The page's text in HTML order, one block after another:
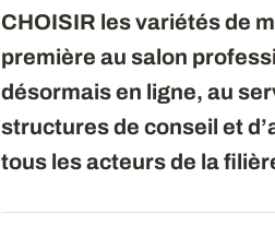
CHOISIR les variétés de
première au salon
désormais en ligne, au
structures de conseil et
tous les acteurs de la